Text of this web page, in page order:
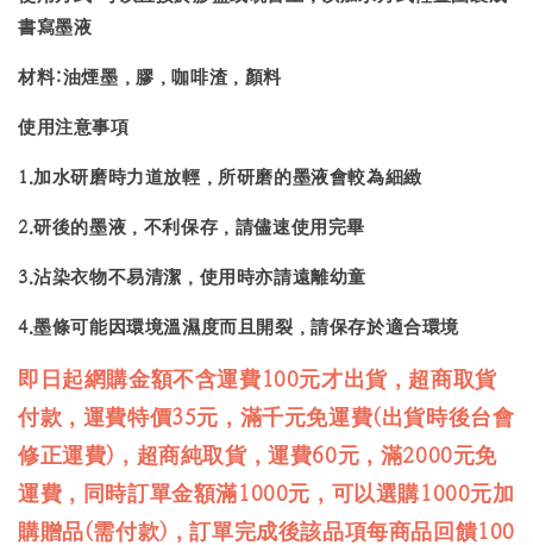
書寫墨液
材料:油煙墨，膠，咖啡渣，顏料
使用注意事項
1.加水研磨時力道放輕，所研磨的墨液會較為細緻
2.研後的墨液，不利保存，請儘速使用完畢
3.沾染衣物不易清潔，使用時亦請遠離幼童
4.墨條可能因環境溫濕度而且開裂，請保存於適合環境
即日起網購金額不含運費100元才出貨，超商取貨
付款，運費特價35元，滿千元免運費(出貨時後台會
修正運費)，超商純取貨，運費60元，滿2000元免
運費，同時訂單金額滿1000元，可以選購1000元加
購贈品(需付款)，訂單完成後該品項每商品回饋100